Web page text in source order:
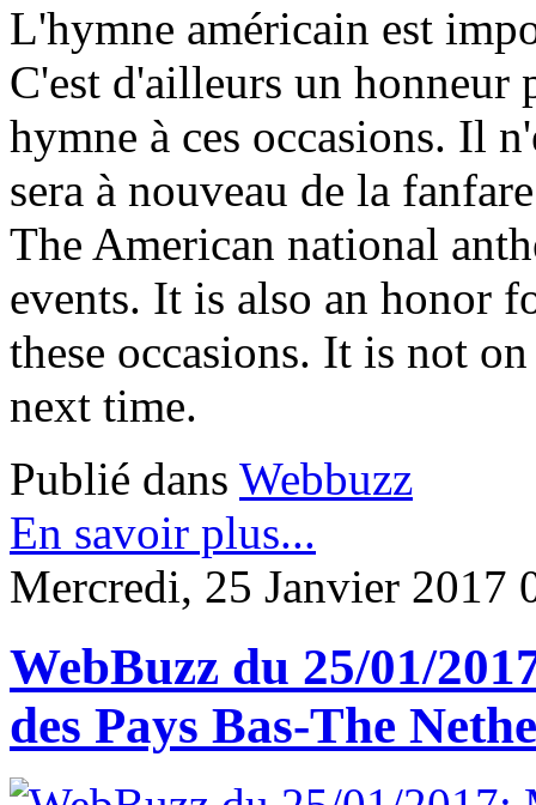
L'hymne américain est
C'est d'ailleurs un honneur
hymne à ces occasions. Il
sera à nouveau de la
The American national
events. It is also an honor
these occasions. It is not
next time.
Publié dans Webbuzz
En savoir plus...
Mercredi, 25 Janvier 2017
WebBuzz du 25/01/
des Pays Bas-The